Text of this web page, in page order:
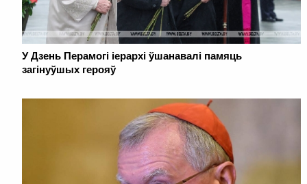
У Дзень Перамогі іерархі ўшанавалі памяць
загінуўшых герояў